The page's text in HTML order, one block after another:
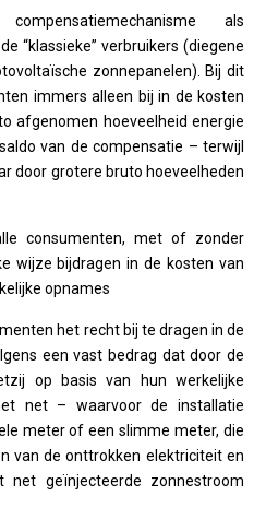
als
“klassieke” verbruikers (diegene
zonnepanelen). Bij dit
immers alleen bij in de kosten
afgenomen hoeveelheid energie
van de compensatie – terwijl
door grotere bruto hoeveelheden
consumenten, met of zonder
wijze bijdragen in de kosten van
opnames
het recht bij te dragen in de
een vast bedrag dat door de
op basis van hun werkelijke
net – waarvoor de installatie
meter of een slimme meter, die
van de onttrokken elektriciteit en
geïnjecteerde zonnestroom